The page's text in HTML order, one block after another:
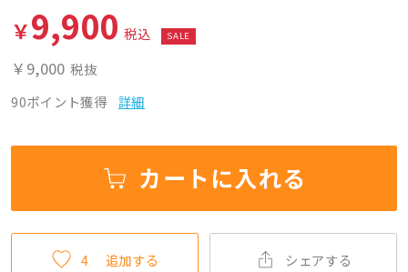
￥9,900 税込 SALE
￥9,000 税抜
90ポイント獲得
詳細
カートに入れる
4 追加する シェアする